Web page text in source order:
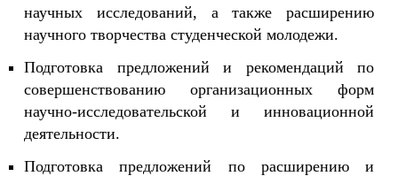
научных исследований, а также расширению
научного творчества студенческой молодежи.
Подготовка предложений и рекомендаций по
совершенствованию организационных форм
научно-исследовательской и инновационной
деятельности.
Подготовка предложений по расширению и